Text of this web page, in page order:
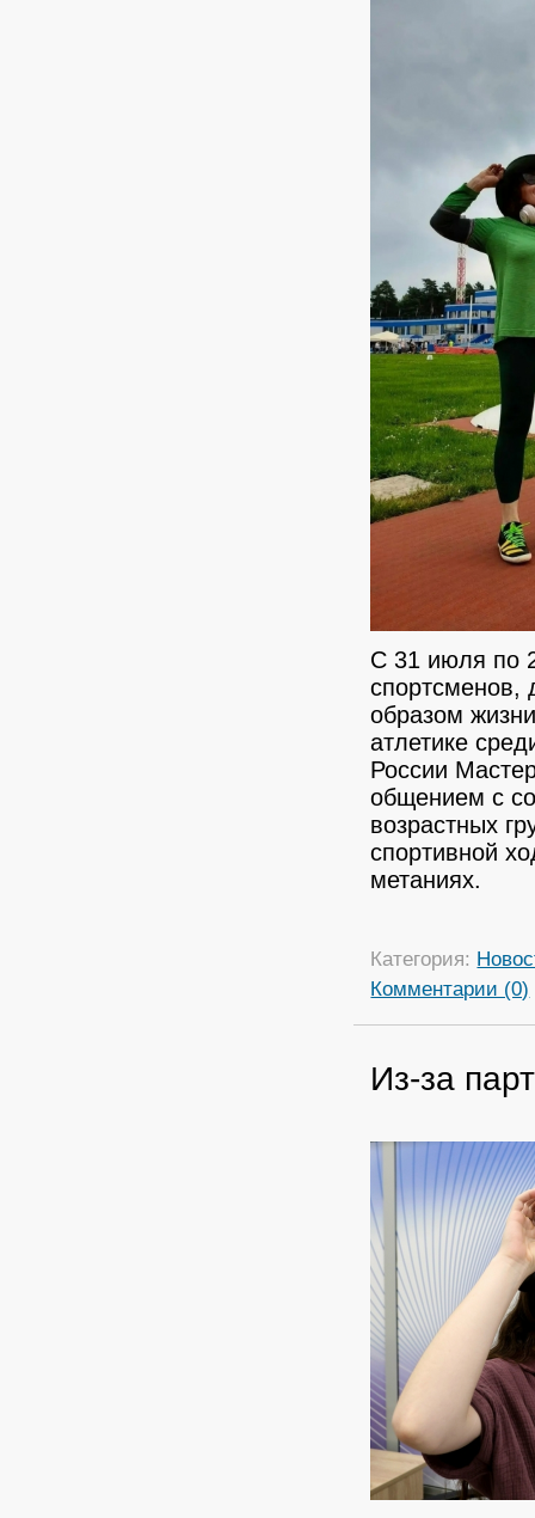
С 31 июля по
спортсменов,
образом
атлетике
России
общением с
возрастных
спортивной
метаниях.
Категория:
Комментарии (0)
Из-за